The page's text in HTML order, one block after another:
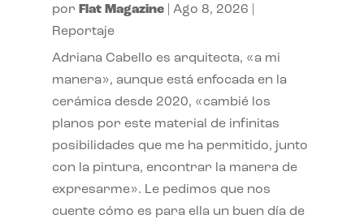
por Flat Magazine| Ago 8, 2026
Reportaje
Adriana Cabello es arquitecta, «a mi
manera», aunque está enfocada en la
cerámica desde 2020, «cambié los
planos por este material de infinitas
posibilidades que me ha permitido, junto
con la pintura, encontrar la manera de
expresarme». Le pedimos que nos
cuente cómo es para ella un buen día de